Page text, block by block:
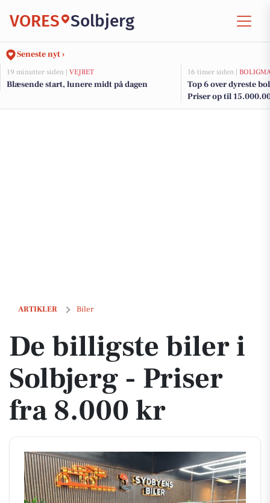
VORES Solbjerg
Seneste nyt ›
19 minutter siden | VEJRET
Blæsende start, lunere midt på dagen
16 timer siden |
Top 6 over dyreste
Priser op til
ARTIKLER Biler
De billigste biler i Solbjerg - Priser fra 8.000 kr
De billigste biler i
Solbjerg - Priser
fra 8.000 kr